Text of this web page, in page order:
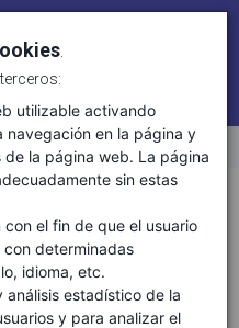
utilizable activando
navegación en la página y
la página web. La página
sin estas
el fin de que el usuario
determinadas
idioma, etc.
análisis estadístico de la
y para analizar el